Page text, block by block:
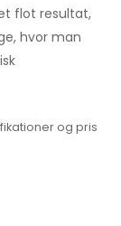
flot resultat,
hvor man
og pris